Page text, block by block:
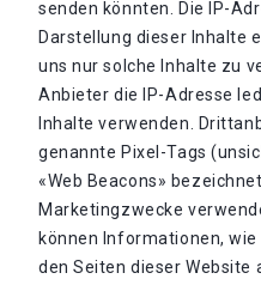
senden könnten. Die IP-
Darstellung dieser Inhalte
uns nur solche Inhalte zu
Anbieter die IP-Adresse
Inhalte verwenden.
genannte Pixel-Tags
«Web Beacons»
Marketingzwecke
können Informationen,
den Seiten dieser Website